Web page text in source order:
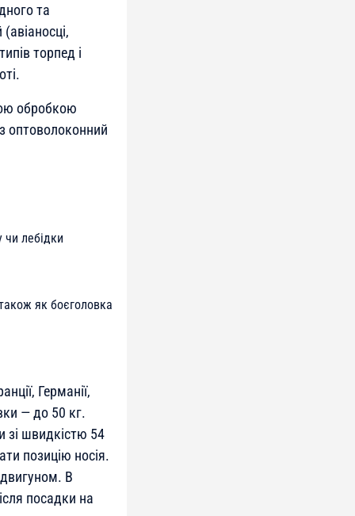
та
торпед і
обробкою
оптоволоконний
чи лебідки
як боєголовка
Германії,
— до 50 кг.
зі швидкістю 54
позицію носія.
В
посадки на